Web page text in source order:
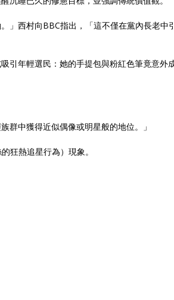
」西村向BBC指出，「這不僅在黨內長老中
引年輕選民：她的手提包與粉紅色筆竟意外
群中獲得近似偶像或明星般的地位。」
狂熱追星行為）現象。